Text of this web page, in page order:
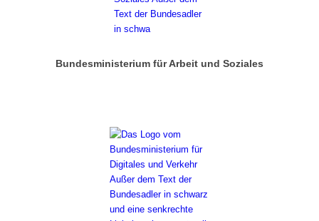
Bundesministerium für Arbeit und Soziales